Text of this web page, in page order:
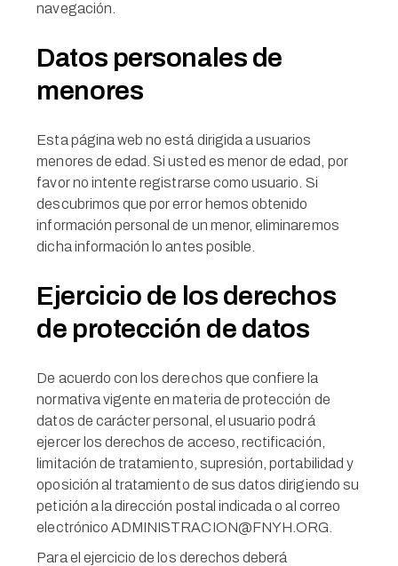
navegación.
Datos personales de
menores
Esta página web no está dirigida a usuarios
menores de edad. Si usted es menor de edad, por
favor no intente registrarse como usuario. Si
descubrimos que por error hemos obtenido
información personal de un menor, eliminaremos
dicha información lo antes posible.
Ejercicio de los derechos
de protección de datos
De acuerdo con los derechos que confiere la
normativa vigente en materia de protección de
datos de carácter personal, el usuario podrá
ejercer los derechos de acceso, rectificación,
limitación de tratamiento, supresión, portabilidad y
oposición al tratamiento de sus datos dirigiendo su
petición a la dirección postal indicada o al correo
electrónico ADMINISTRACION@FNYH.ORG.
Para el ejercicio de los derechos deberá